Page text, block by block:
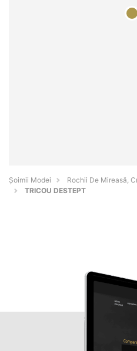
Șoimii Modei
Rochii De Mireasă,
TRICOU DESTEPT